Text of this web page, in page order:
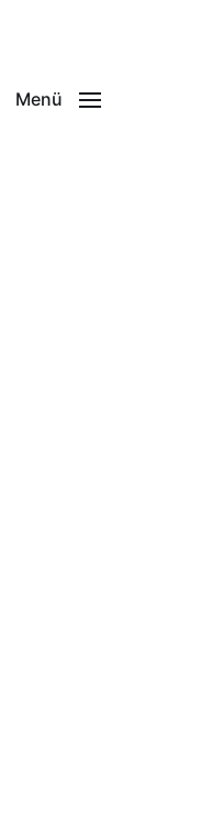
Menü